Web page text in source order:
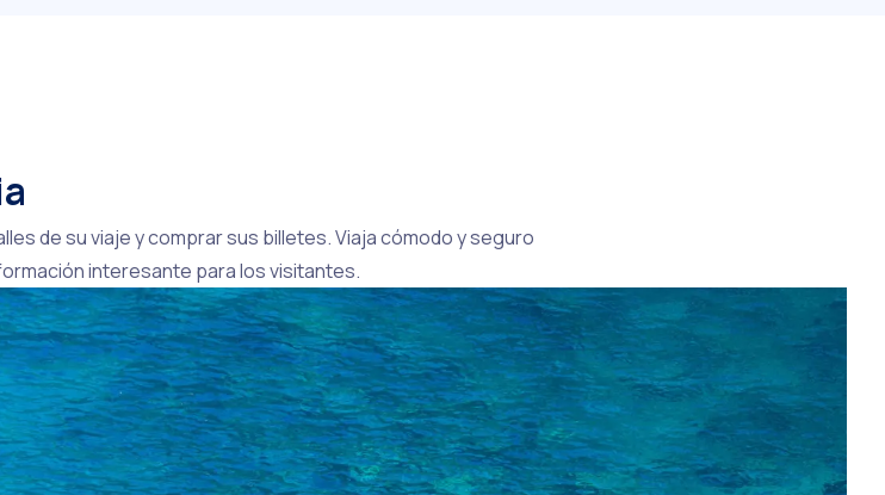
de su viaje y comprar sus billetes. Viaja cómodo y seguro
interesante para los visitantes.